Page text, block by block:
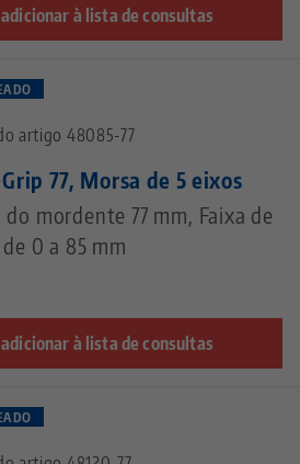
adicionar à lista de consultas
artigo 48085-77
77, Morsa de 5 eixos
do mordente 77 mm, Faixa de
0 a 85 mm
adicionar à lista de consultas